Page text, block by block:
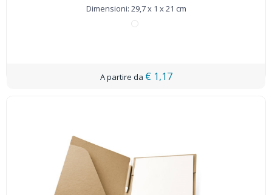
Dimensioni: 29,7 x 1 x 21 cm
€ 1,17